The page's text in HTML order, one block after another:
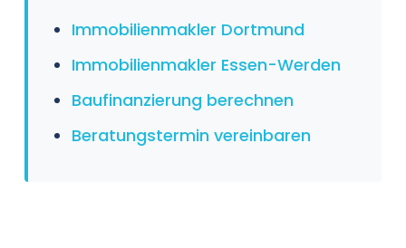
Immobilienmakler Dortmund
Immobilienmakler Essen-Werden
Baufinanzierung berechnen
Beratungstermin vereinbaren